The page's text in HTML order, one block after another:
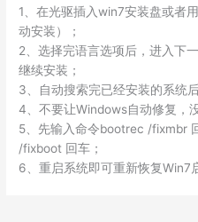
1、在光驱插入win7安装盘或者
动安装）；
2、选择完语言选项后，进入下
继续安装；
3、自动搜索完已经安装的系统
4、不要让Windows自动修复，
5、先输入命令bootrec /fixmbr
/fixboot 回车；
6、重启系统即可重新恢复Win7